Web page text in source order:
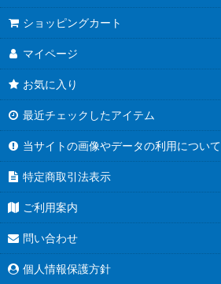
ショッピングカート
マイページ
お気に入り
最近チェックしたアイテム
当サイトの画像やデータの利用について
特定商取引法表示
ご利用案内
問い合わせ
個人情報保護方針